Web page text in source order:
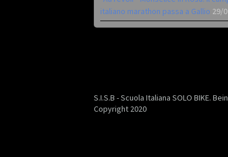
italiano marathon passa a Gallio 29/
S.I.S.B - Scuola Italiana SOLO BIKE.
Copyright 2020